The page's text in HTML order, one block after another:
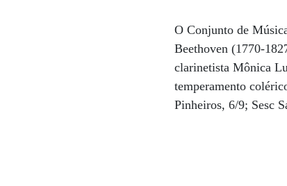
O Conjunto de
Beethoven (1770-
clarinetista Mônica
temperamento
Pinheiros, 6/9; Sesc